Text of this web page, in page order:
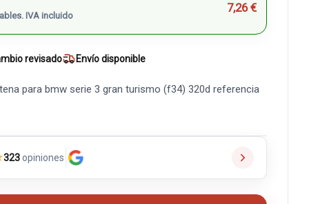
IVA incluido
7,26 €
revisado Envío disponible
para bmw serie 3 gran turismo (f34) 320d referencia
323opiniones